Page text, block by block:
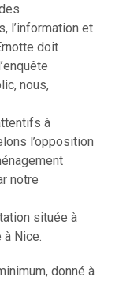
l’information et
doit
nous,
à
l’opposition
notre
située à
Nice.
donné à